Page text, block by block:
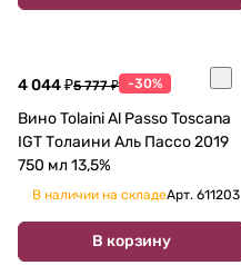
4 044 ₽5 777 ₽ -30%
Вино Tolaini Al Passo Toscana
IGT Толаини Аль Пассо 2019
750 мл 13,5%
В наличии на складеАрт. 611203
В корзину